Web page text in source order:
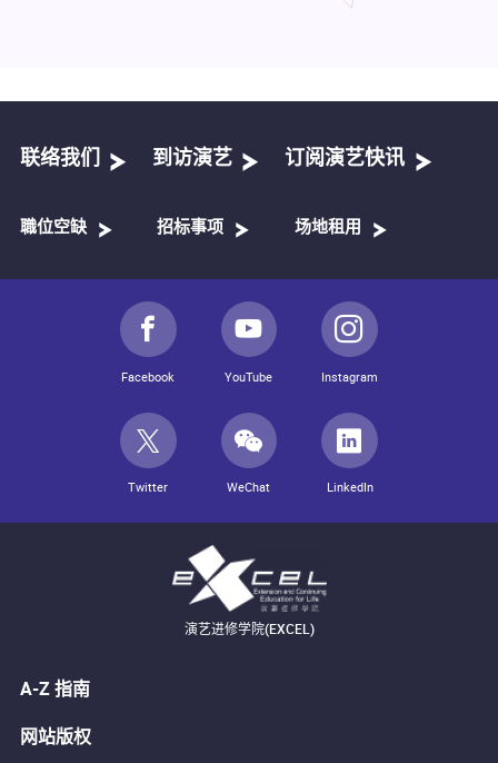
联络我们 到访演艺 订阅演艺快讯
職位空缺 招标事项 场地租用
Facebook YouTube Instagram
Twitter WeChat LinkedIn
演艺进修学院(EXCEL)
A-Z 指南
网站版权